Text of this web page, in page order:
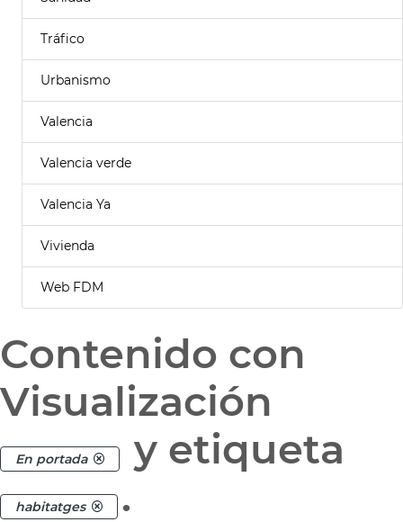
Tráfico
Urbanismo
Valencia
Valencia verde
Valencia Ya
Vivienda
Web FDM
Contenido con
Visualización
En portada y etiqueta
habitatges .